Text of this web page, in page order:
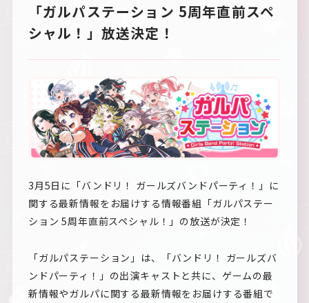
「ガルパステーション 5周年直前スペ
シャル！」放送決定！
3月5日に「バンドリ！ ガールズバンドパーティ！」に
関する最新情報をお届けする情報番組「ガルパステー
ション 5周年直前スペシャル！」の放送が決定！
「ガルパステーション」は、「バンドリ！ ガールズバ
ンドパーティ！」の出演キャストと共に、ゲームの最
新情報やガルパに関する最新情報をお届けする番組で